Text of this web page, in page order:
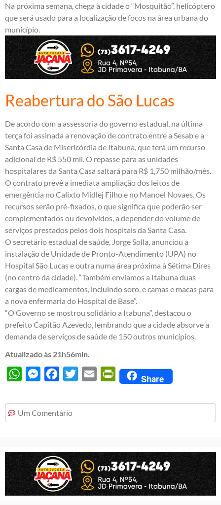
Na próxima semana, chega à cidade o “Mosquitão”, helicóptero
que será usado para a localização de focos na área urbana do
município.
Reabertura do São Lucas
De acordo com a assessoria do governo estadual, na última
terça foi assinada a renovação de contrato entre a Sesab e a
Santa Casa de Misericórdia de Itabuna, que terá um recurso
adicional de R$ 550 mil. O repasse para as unidades
hospitalares da Santa Casa saltará para R$ 1,750 milhão/mês.
O contrato prevê a imediata ampliação dos leitos de
emergência no Calixto Midlej Filho e no Manoel Novaes. Os
recursos serão pré-fixados, o que significa que poderão ser
complementados ou devolvidos, a depender do volume de
serviços prestados pelos dois hospitais da Santa Casa.
O secretário estadual de saúde, Jorge Solla, anunciou a
instalação de Unidade de Pronto-Atendimento (UPA) no
Hospital São Lucas e outra numa área próxima à Sétima Dires
(no centro da cidade). “Também enviamos a Itabuna duas
cargas de medicamentos, incluindo soro, e camas e macas para
a nova enfermaria do Hospital de Base”.
“O Governo se mostrou solidário a Itabuna”, destacou o
prefeito Capitão Azevedo, lembrando que a cidade absorve a
demanda de serviços de saúde de 150 outros municípios.
Atualizado às 21h56min.
WhatsAppMessengerFacebook
Twitter Email PrintFriendly
Share
Um Comentário